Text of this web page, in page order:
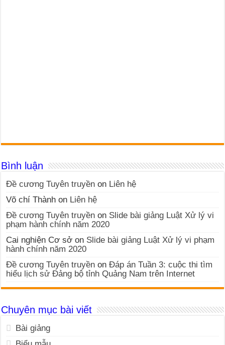
Bình luận
Đề cương Tuyên truyền on Liên hệ
Võ chí Thành on Liên hệ
Đề cương Tuyên truyền on Slide bài giảng Luật Xử lý vi
phạm hành chính năm 2020
Cai nghiện Cơ sở on Slide bài giảng Luật Xử lý vi phạm
hành chính năm 2020
Đề cương Tuyên truyền onĐáp án Tuần 3: cuộc thi tìm
hiểu lịch sử Đảng bộ tỉnh Quảng Nam trên Internet
Chuyên mục bài viết
Bài giảng